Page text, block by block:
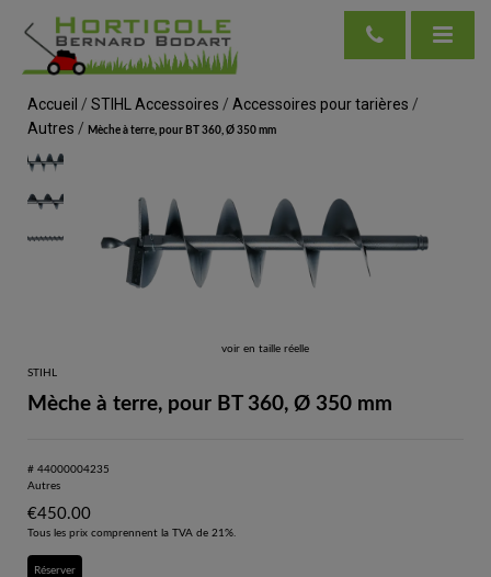
Accueil / STIHL Accessoires / Accessoires pour tarières /
Autres / Mèche à terre, pour BT 360, Ø 350 mm
voir en taille réelle
STIHL
Mèche à terre, pour BT 360, Ø 350 mm
# 44000004235
Autres
€450.00
Tous les prix comprennent la TVA de 21%.
Réserver